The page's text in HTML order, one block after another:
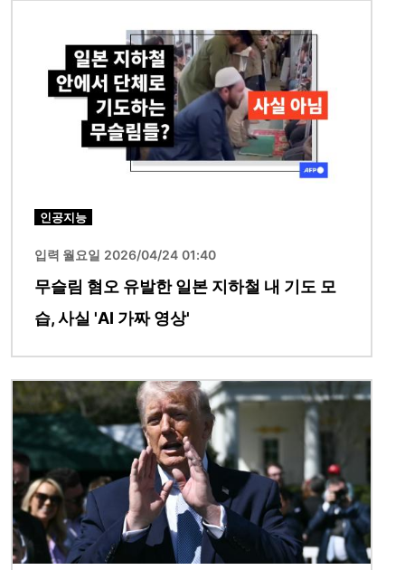
인공지능
입력 월요일 2026/04/24 01:40
무슬림 혐오 유발한 일본 지하철 내 기도 모
습, 사실 'AI 가짜 영상'
이미지